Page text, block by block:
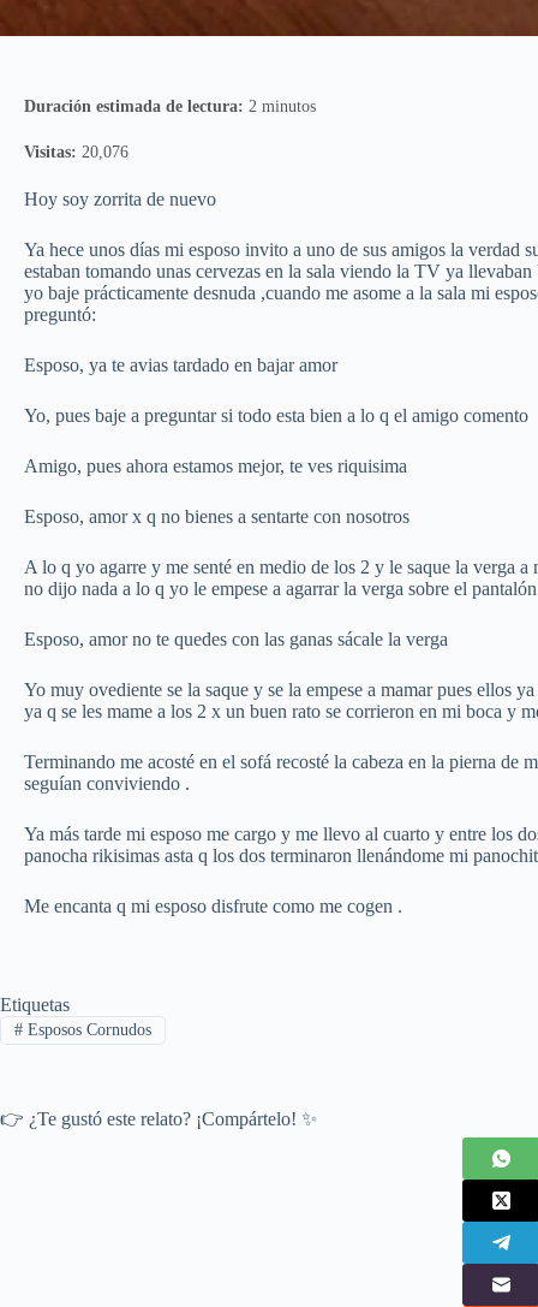
Duración estimada de lectura: 2 minutos
Visitas: 20,076
Hoy soy zorrita de nuevo
Ya hece unos días mi esposo invito a uno de sus amigos la verdad
estaban tomando unas cervezas en la sala viendo la TV ya
yo baje prácticamente desnuda ,cuando me asome a la sala mi
preguntó:
Esposo, ya te avias tardado en bajar amor
Yo, pues baje a preguntar si todo esta bien a lo q el amigo comento
Amigo, pues ahora estamos mejor, te ves riquisima
Esposo, amor x q no bienes a sentarte con nosotros
A lo q yo agarre y me senté en medio de los 2 y le saque la verga
no dijo nada a lo q yo le empese a agarrar la verga sobre el
Esposo, amor no te quedes con las ganas sácale la verga
Yo muy ovediente se la saque y se la empese a mamar pues ellos
ya q se les mame a los 2 x un buen rato se corrieron en mi boca y
Terminando me acosté en el sofá recosté la cabeza en la pierna de
seguían conviviendo .
Ya más tarde mi esposo me cargo y me llevo al cuarto y entre los
panocha rikisimas asta q los dos terminaron llenándome mi
Me encanta q mi esposo disfrute como me cogen .
Etiquetas
#Esposos Cornudos
👉 ¿Te gustó este relato? ¡Compártelo! ✨